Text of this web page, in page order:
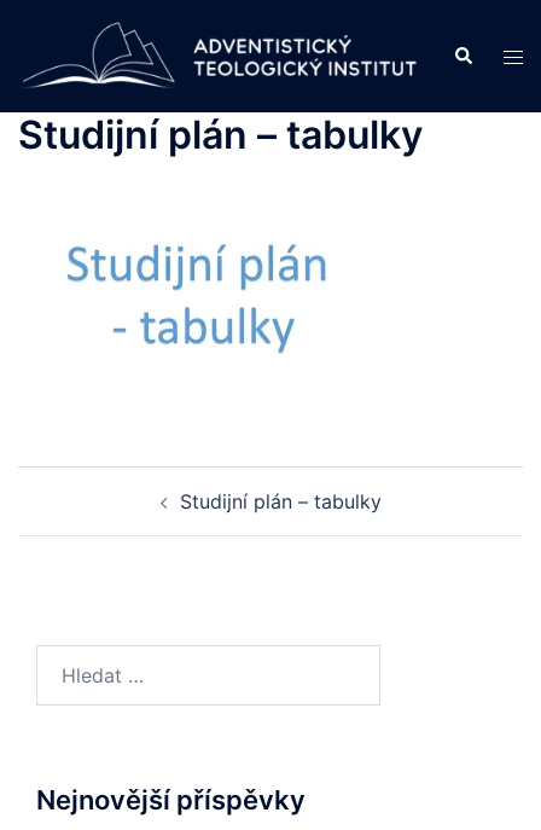
content
Search
Studijní plán – tabulky
navigation
Studijní plán – tabulky
Nejnovější příspěvky